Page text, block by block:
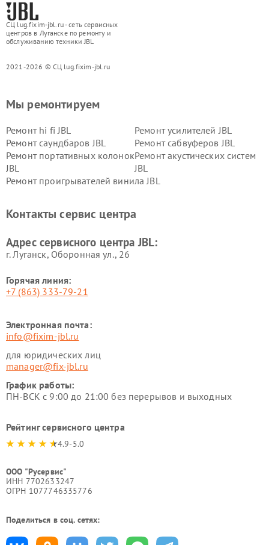
СЦ lug.fixim-jbl.ru - сеть сервисных
центров в Луганске по ремонту и
обслуживанию техники JBL
2021-2026 © СЦ lug.fixim-jbl.ru
Мы ремонтируем
Ремонт hi fi JBL
Ремонт усилителей JBL
Ремонт саундбаров JBL
Ремонт сабвуферов JBL
Ремонт портативных колонок
JBL
Ремонт акустических систем
JBL
Ремонт проигрывателей винила JBL
Контакты сервис центра
Адрес сервисного центра JBL:
г. Луганск, Оборонная ул., 26
Горячая линия:
+7 (863) 333-79-21
Электронная почта:
info@fixim-jbl.ru
для юридических лиц
manager@fix-jbl.ru
График работы:
ПН-ВСК с 9:00 до 21:00 без перерывов и выходных
Рейтинг сервисного центра
4.9-5.0
ООО "Русервис"
ИНН 7702633247
ОГРН 1077746335776
Поделиться в соц. сетях: